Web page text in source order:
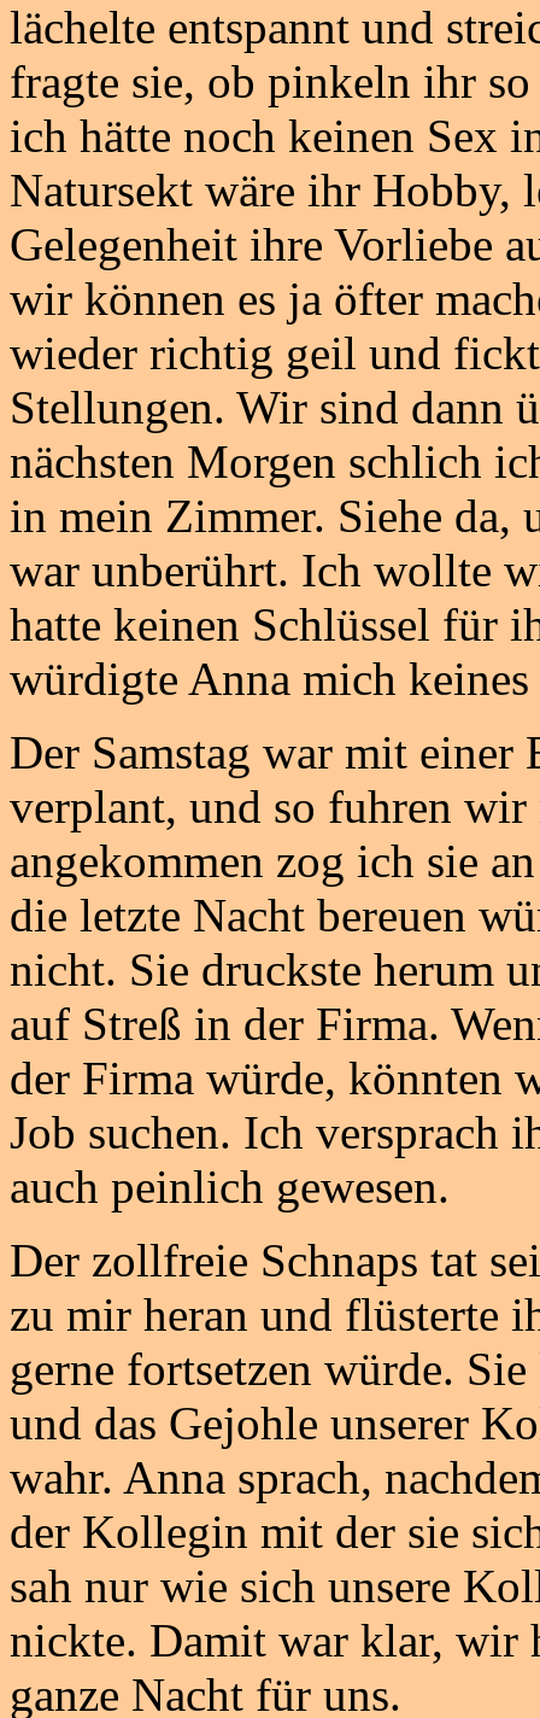
lächelte entspannt und
fragte sie, ob pinkeln ihr
ich hätte noch keinen Sex
Natursekt wäre ihr Hobby,
Gelegenheit ihre Vorliebe
wir können es ja öfter
wieder richtig geil und
Stellungen. Wir sind dann
nächsten Morgen schlich
in mein Zimmer. Siehe da,
war unberührt. Ich wollte
hatte keinen Schlüssel für
würdigte Anna mich
Der Samstag war mit
verplant, und so fuhren
angekommen zog ich sie
die letzte Nacht bereuen
nicht. Sie druckste herum
auf Streß in der Firma.
der Firma würde, könnten
Job suchen. Ich versprach
auch peinlich gewesen.
Der zollfreie Schnaps tat
zu mir heran und flüsterte
gerne fortsetzen würde.
und das Gejohle unserer
wahr. Anna sprach,
der Kollegin mit der sie
sah nur wie sich unsere
nickte. Damit war klar, wir
ganze Nacht für uns.